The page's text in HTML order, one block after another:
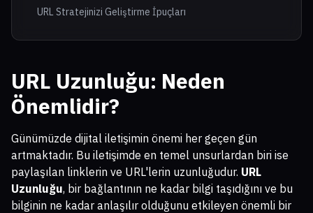
URL Stratejinizi Geliştirme İpuçları
URL Uzunluğu: Neden
Önemlidir?
Günümüzde dijital iletişimin önemi her geçen gün
artmaktadır. Bu iletişimde en temel unsurlardan biri ise
paylaşılan linklerin ve URL'lerin uzunluğudur. URL
Uzunluğu, bir bağlantının ne kadar bilgi taşıdığını ve bu
bilginin ne kadar anlaşılır olduğunu etkileyen önemli bir